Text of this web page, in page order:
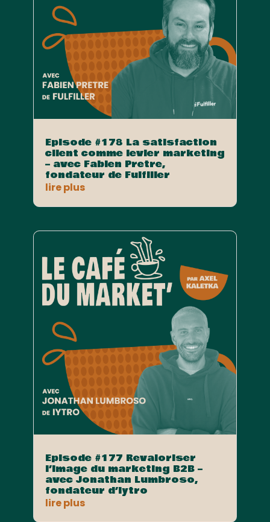
Episode #178 La satisfaction
client comme levier marketing
– avec Fabien Pretre,
fondateur de Fulfiller
lire plus
Episode #177 Revaloriser
l’image du marketing B2B –
avec Jonathan Lumbroso,
fondateur d’Iytro
lire plus